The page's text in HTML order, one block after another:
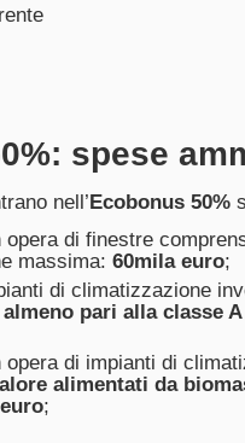
spese
nell’Ecobonus 50%
di finestre
massima: 60mila euro;
di climatizzazione
pari alla classe A
di impianti di
alimentati da
;